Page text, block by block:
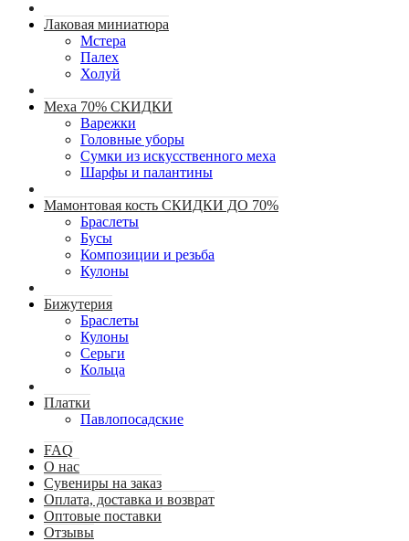
Лаковая миниатюра
Мстера
Палех
Холуй
Меха 70% СКИДКИ
Варежки
Головные уборы
Сумки из искусственного меха
Шарфы и палантины
Мамонтовая кость СКИДКИ ДО 70%
Браслеты
Бусы
Композиции и резьба
Кулоны
Бижутерия
Браслеты
Кулоны
Серьги
Кольца
Платки
Павлопосадские
FAQ
О нас
Сувениры на заказ
Оплата, доставка и возврат
Оптовые поставки
Отзывы